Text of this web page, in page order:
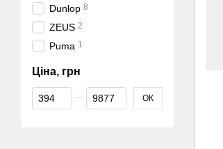
Dunlop 8
ZEUS 2
Puma 1
Ціна, грн
Від Ціна, грн
До Ціна, грн ОК